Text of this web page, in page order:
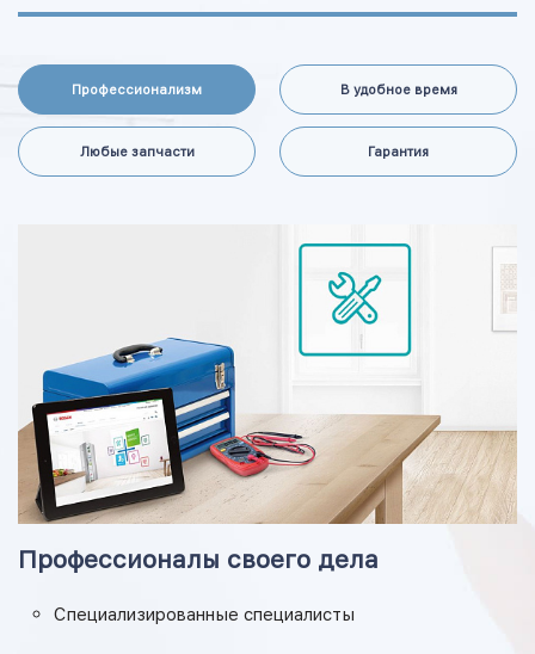
Профессионализм В удобное время
Любые запчасти Гарантия
Профессионалы своего дела
Специализированные специалисты